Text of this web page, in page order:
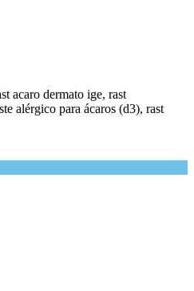
acaro dermato ige, rast
alérgico para ácaros (d3), rast